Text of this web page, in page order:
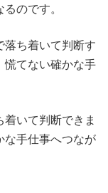
のです。
落ち着いて判断す
慌てない確かな手
いて判断できま
な手仕事へつなが